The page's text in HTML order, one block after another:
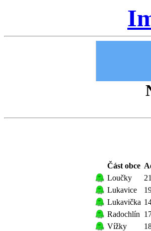
Část obce
Loučky
21
Lukavice
Lukavička
Radochlín
Vížky